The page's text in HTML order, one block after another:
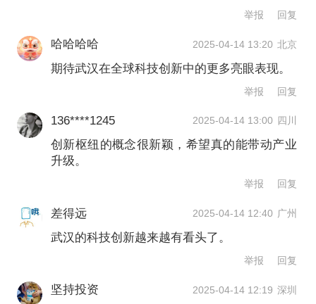
域，是对武创院生命技术与转化医学领
域的系统性布局。
激光应用与高端装备创新枢纽由武创院
联合上市公司武汉逸飞激光组建，逸飞
激光董事长吴轩担任该创新枢纽负责
吴轩在接受第一财经记者采访时表示，
激光应用与高端装备创新枢纽瞄准新一
代电池智能装备产业、工业人形机器
人、第三代太阳能电池高端装备、半导
举报 回复
哈哈哈哈 2025-04-14 13:20 北京
期待武汉在全球科技创新中的更多亮眼表现。
举报 回复
136****1245 2025-04-14 13:00 四川
创新枢纽的概念很新颖，希望真的能带动产业
升级。
举报 回复
差得远 2025-04-14 12:40 广州
武汉的科技创新越来越有看头了。
举报 回复
坚持投资 2025-04-14 12:19 深圳